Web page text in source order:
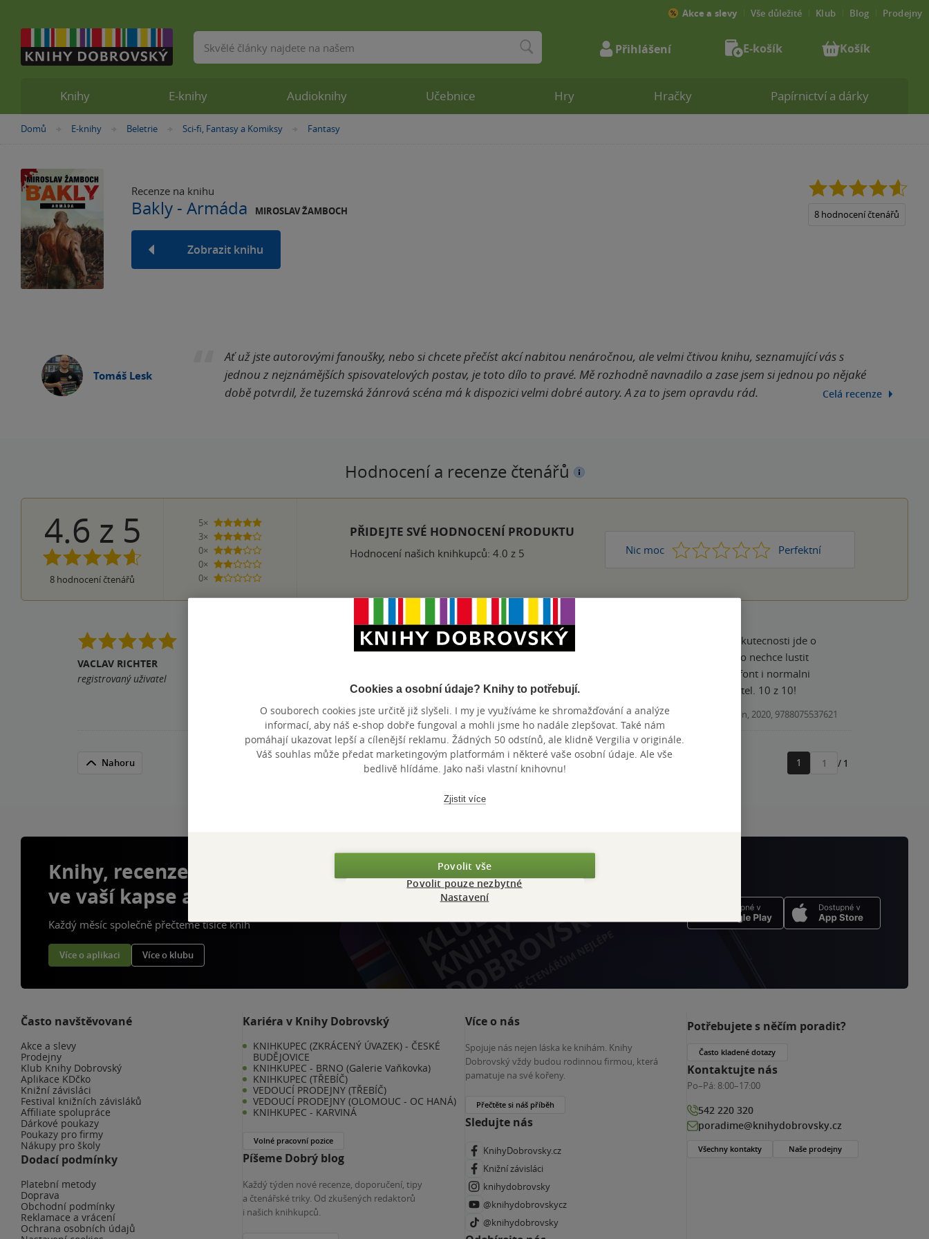
Nacházíte
Domů »
E-knihy »
Beletrie »
Sci-fi, Fantasy a Komiksy »Fantasy
Recenze na knihu
Bakly - Armáda MIROSLAV ŽAMBOCH
Zobrazit knihu
4.6
8 hodnocení čtenářů
Tomáš Lesk
Ať už jste autorovými fanoušky, nebo si chcete přečíst akcí nabitou nenáročnou, ale velmi čtivou knihu, seznamující vás s
jednou z nejznámějších spisovatelových postav, je toto dílo to pravé. Mě rozhodně navnadilo a zase jsem si jednou po nějaké
době potvrdil, že tuzemská žánrová scéna má k dispozici velmi dobré autory. A za to jsem opravdu rád.
Celá recenze
Hodnocení a recenze čtenářů
4.6 z 5
8 hodnocení čtenářů
5×
5 hvězdiček
3×
4 hvězdičky
0×
3 hvězdičky
0×
2 hvězdičky
0×
1 hvezdička
PŘIDEJTE SVÉ HODNOCENÍ PRODUKTU
Hodnocení našich knihkupců: 4.0 z 5 Nic moc 1 2 3 4 Perfektní
5
VACLAV RICHTER
registrovaný uživatel
Knizka muze pusobit dvojim dojmem. Myslel jsem, ze jde o novou publikaci ze sveta Baklyho a Koniase, ale ve skutecnosti jde o
starsi povidky, ktere vysly samostatne, par jich mam v edici pidi knizek "kolibrik." Takze, kdo je kdysi necetl, nebo nechce lustit
miniaturni kolibricke pismo, smele do toho. A i kdo je ma v jinem starsim vydani muze knizku ocenit, normalni font i normalni
knizni rozmer je proste pohodlnejsi. A samozrejme, Bakly je borec a masina a Miroslav Zamboch skvely spisovatel. 10 z 10!
Pomohla vám tato recenze? Ano7 Kniha, Triton, 2020, 9788075537621
Nahoru
Zobrazeno 20 z 20
1
Přejít
/ 1
Knihy E-knihy Audioknihy Učebnice Hry Hračky Papírnictví a dárky
Akce a slevy Vše důležité Klub Blog Prodejny
Vyhledávání Přihlášení E-košík Košík
Knihy, recenze a klubové výhody
ve vaší kapse a naší appce KDčko
Každý měsíc společně přečteme tisíce knih
Více o aplikaci Více o klubu
Často navštěvované
Akce a slevy
Prodejny
Klub Knihy Dobrovský
Aplikace KDčko
Knižní závisláci
Festival knižních závisláků
Affiliate spolupráce
Dárkové poukazy
Poukazy pro firmy
Nákupy pro školy
Dodací podmínky
Platební metody
Doprava
Obchodní podmínky
Reklamace a vrácení
Ochrana osobních údajů
Kariéra v Knihy Dobrovský
KNIHKUPEC (ZKRÁCENÝ ÚVAZEK) - ČESKÉ
BUDĚJOVICE
KNIHKUPEC - BRNO (Galerie Vaňkovka)
KNIHKUPEC (TŘEBÍČ)
VEDOUCÍ PRODEJNY (TŘEBÍČ)
VEDOUCÍ PRODEJNY (OLOMOUC - OC HANÁ)
KNIHKUPEC - KARVINÁ
Volné pracovní pozice
Píšeme Dobrý blog
Každý týden nové recenze, doporučení, tipy
a čtenářské triky. Od zkušených redaktorů
i našich knihkupců.
Více o nás
Spojuje nás nejen láska ke knihám. Knihy
Dobrovský vždy budou rodinnou firmou, která
pamatuje na své kořeny.
Přečtěte si náš příběh
Sledujte nás
KnihyDobrovsky.cz
Knižní závisláci
knihydobrovsky
@knihydobrovskycz
@knihydobrovsky
Potřebujete s něčím poradit?
Často kladené dotazy
Kontaktujte nás
Po–Pá: 8:00–17:00
542 220 320
poradime@knihydobrovsky.cz
Všechny kontakty Naše prodejny
Cookies a osobní údaje? Knihy to potřebují.
O souborech cookies jste určitě již slyšeli. I my je využíváme ke shromažďování a analýze
informací, aby náš e-shop dobře fungoval a mohli jsme ho nadále zlepšovat. Také nám
pomáhají ukazovat lepší a cílenější reklamu. Žádných 50 odstínů, ale klidně Vergilia v originále.
Váš souhlas může předat marketingovým platformám i některé vaše osobní údaje. Ale vše
bedlivě hlídáme. Jako naši vlastní knihovnu!
Zjistit více
Povolit vše
Povolit pouze nezbytné
Nastavení